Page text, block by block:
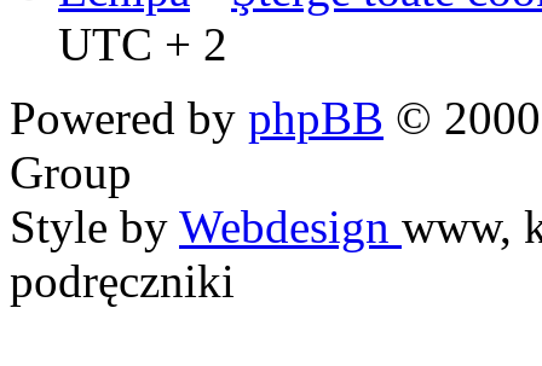
UTC + 2
Powered by phpBB ©
Group
Style by Webdesign www,
podręczniki